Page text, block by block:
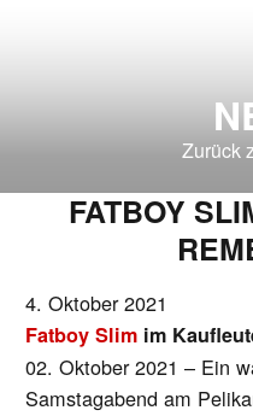
Zurück
FATBOY
4. Oktober 2021
Fatboy Slim im
02. Oktober 2021 – Ein
Samstagabend am